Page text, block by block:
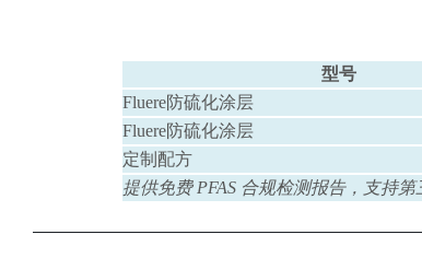
型号
Fluere防硫化涂层
Fluere防硫化涂层
定制配方
提供免费 PFAS 合规检测报告，支持